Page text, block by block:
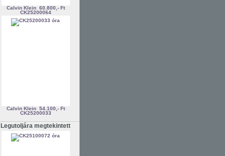
Calvin Klein 60.800,- Ft
CK25200064
Calvin Klein 54.100,- Ft
CK25200033
Legutoljára megtekintett